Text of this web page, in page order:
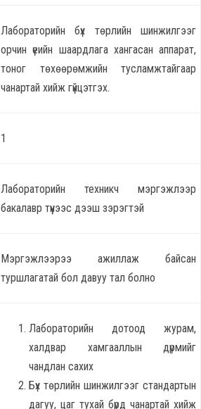
Лабораторийн бүх төрлийн шинжилгээг
орчин үеийн шаардлага хангасан аппарат,
тоног төхөөрөмжийн тусламжтайгаар
чанартай хийж гүйцэтгэх.
1
Лабораторийн техникч мэргэжлээр
бакалавр түүнээс дээш зэрэгтэй
Мэргэжлээрээ ажиллаж байсан
туршлагатай бол давуу тал болно
Лабораторийн дотоод журам,
халдвар хамгааллын дүрмийг
чандлан сахих
Бүх төрлийн шинжилгээг стандартын
дагуу, цаг тухай бүрд чанартай хийж